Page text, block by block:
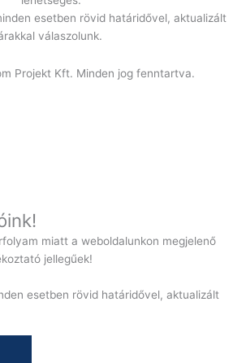
esetben rövid határidővel, aktualizált
válaszolunk.
Projekt Kft. Minden jog fenntartva.
miatt a weboldalunkon megjelenő
jellegűek!
esetben rövid határidővel, aktualizált